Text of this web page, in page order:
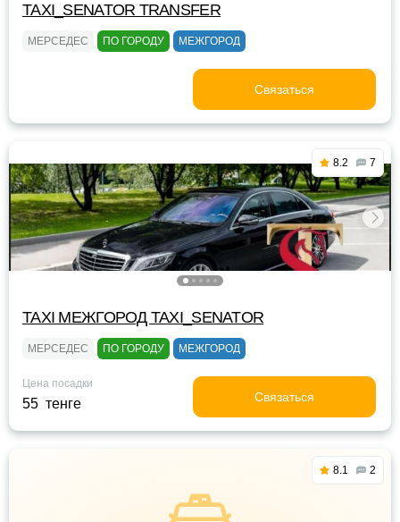
TAXI_SENATOR TRANSFER
МЕРСЕДЕС ПО ГОРОДУ МЕЖГОРОД
Связаться
8.2 7
TAXI МЕЖГОРОД TAXI_SENATOR
МЕРСЕДЕС ПО ГОРОДУ МЕЖГОРОД
Цена посадки
55 тенге Связаться
8.1 2